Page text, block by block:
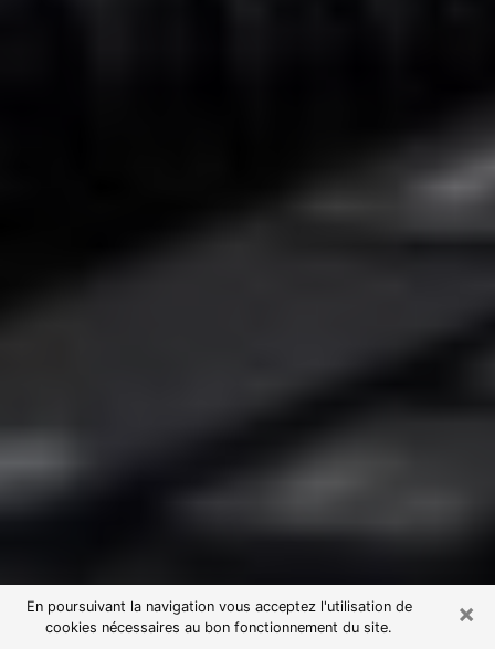
×
En poursuivant la navigation vous acceptez l'utilisation de
cookies nécessaires au bon fonctionnement du site.